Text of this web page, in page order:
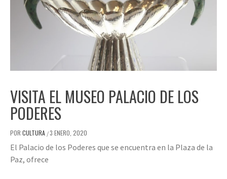
VISITA EL MUSEO PALACIO DE LOS
PODERES
POR CULTURA /3 ENERO, 2020
El Palacio de los Poderes que se encuentra en la Plaza de la
Paz, ofrece